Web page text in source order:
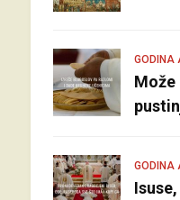
GODINA
Može
GODINA